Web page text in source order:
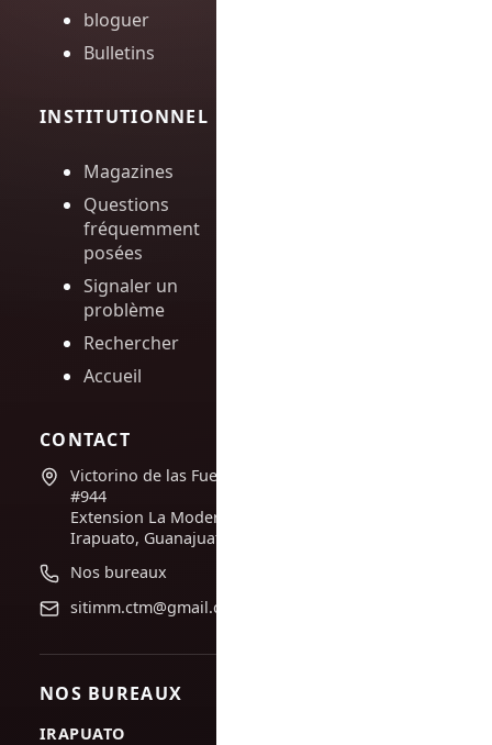
bloguer
Bulletins
INSTITUTIONNEL
Magazines
Questions
fréquemment
posées
Signaler un
problème
Rechercher
Accueil
CONTACT
Victorino de las Fuentes
#944
Extension La Moderna,
Irapuato, Guanajuato
Nos bureaux
sitimm.ctm@gmail.com
NOS BUREAUX
IRAPUATO